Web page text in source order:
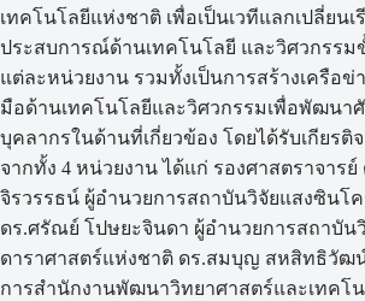
เทคโนโลยีแห่งชาติ เพื่อเป็นเวทีแลกเปลี่ยนเ
ประสบการณ์ด้านเทคโนโลยี และวิศวกรรม
แต่ละหน่วยงาน รวมทั้งเป็นการสร้างเครือข่
มือด้านเทคโนโลยีและวิศวกรรมเพื่อพัฒนา
บุคลากรในด้านที่เกี่ยวข้อง โดยได้รับเกียรติ
จากทั้ง 4 หน่วยงาน ได้แก่ รองศาสตราจารย์
จิรวรรธน์ ผู้อำนวยการสถาบันวิจัยแสงซินโ
ดร.ศรัณย์ โปษยะจินดา ผู้อำนวยการสถาบัน
ดาราศาสตร์แห่งชาติ ดร.สมบุญ สหสิทธิวัฒ
การสำนักงานพัฒนาวิทยาศาสตร์และเทคโ